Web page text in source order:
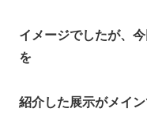
イメージでしたが、
を
紹介した展示がメイン